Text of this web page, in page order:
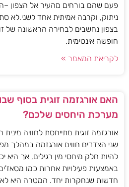
פעם שהם בורחים מהעיר אל הצפון
ניתוק, וקרבה אמיתית אחד לשני.לא
בצפון נחשבים לבחירה הראשונה של
חופשה אינטימית.
לקריאת המאמר »
האם אורגזמה זוגית בסוף
מערכת היחסים שלכם?
אורגזמה זוגית מתייחסת לחוויה
שני הצדדים חווים אורגזמה במהלך
להיות חלק מיחסי מין רגילים, אך
באמצעות פעילויות אחרות כמו
חדשות שנחקרות יחד. המטרה היא לא